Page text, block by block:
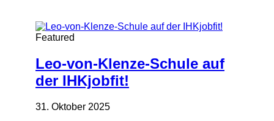
Featured
Leo-von-Klenze-Schule auf
der IHKjobfit!
31. Oktober 2025